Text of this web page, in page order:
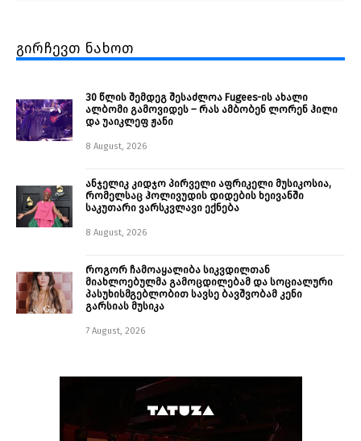
გირჩევთ ნახოთ
30 წლის შემდეგ შესაძლოა Fugees-ის ახალი
ალბომი გამოვიდეს – რას ამბობენ ლორენ ჰილი
და უაიკლეფ ჟანი
8 August, 2026
ანჯელიკ კიდჯო პირველი აფრიკელი მუსიკოსია,
რომელსაც ჰოლივუდის დიდების ხეივანში
საკუთარი ვარსკვლავი ექნება
8 August, 2026
როგორ ჩამოაყალიბა სიკვდილთან
მიახლოებულმა გამოცდილებამ და სოციალური
პასუხისმგებლობით სავსე ბავშვობამ კენი
გარსიას მუსიკა
7 August, 2026